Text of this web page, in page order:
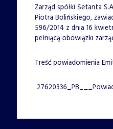
Zarząd spółki Setanta
Piotra Bolińskiego,
596/2014 z dnia 16
pełniącą obowiązki
Treść powiadomienia